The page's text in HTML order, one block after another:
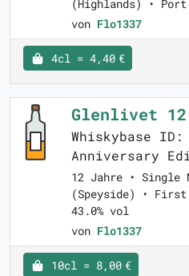
(Highlands) •
von Flo1337
4cl = 4,40 €
Glenlivet
Whiskybase ID:
Anniversary
12 Jahre • Single
(Speyside) •
43.0% vol
von Flo1337
10cl = 8,00 €